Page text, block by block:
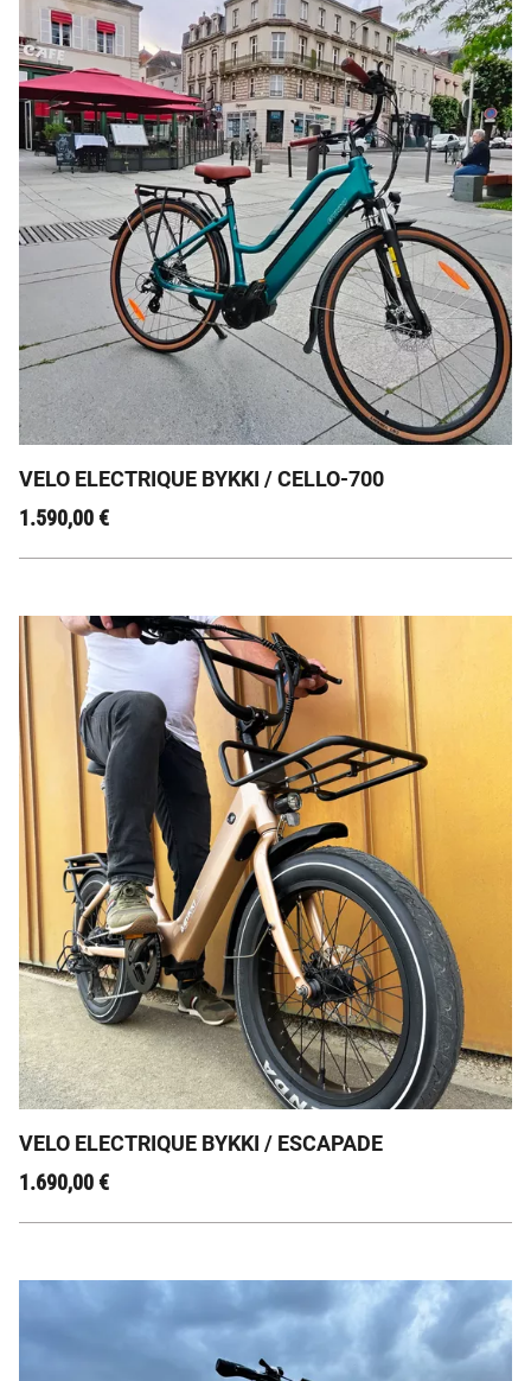
Découvrez le Cello-700, le vélo électrique qui incarne
l'alliance parfaite entre l'élégance intemporelle des
bicyclettes hollandaises et la technologie moderne !
VELO ELECTRIQUE BYKKI / CELLO-700
1.590,00€
Le Bykki Escapade : L'Évasion à Portée de Roue !
VELO ELECTRIQUE BYKKI / ESCAPADE
1.690,00€